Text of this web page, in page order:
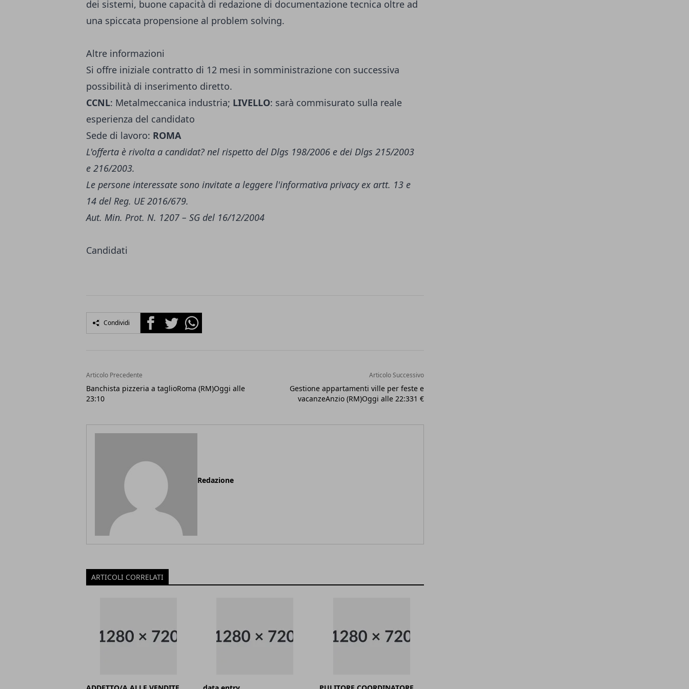
dei sistemi, buone capacità di redazione di documentazione tecnica oltre ad
una spiccata propensione al problem solving.
Altre informazioni
Si offre iniziale contratto di 12 mesi in somministrazione con successiva
possibilità di inserimento diretto.
CCNL: Metalmeccanica industria; LIVELLO: sarà commisurato sulla reale
esperienza del candidato
Sede di lavoro: ROMA
L'offerta è rivolta a candidat? nel rispetto del Dlgs 198/2006 e dei Dlgs 215/2003
e 216/2003.
Le persone interessate sono invitate a leggere l'informativa privacyex artt. 13 e
14 del Reg. UE 2016/679.
Aut. Min. Prot. N. 1207 – SG del 16/12/2004
Candidati
Condividi FacebookTwitterWhatsapp
Articolo Precedente
Banchista pizzeria a taglioRoma (RM)Oggi alle
23:10
Articolo Successivo
Gestione appartamenti ville per feste e
vacanzeAnzio (RM)Oggi alle 22:331 €
Redazione
ARTICOLI CORRELATI